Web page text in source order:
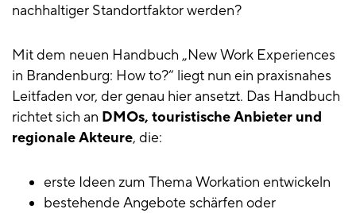
nachhaltiger Standortfaktor werden?
Mit dem neuen Handbuch „New Work Experiences
in Brandenburg: How to?“ liegt nun ein praxisnahes
Leitfaden vor, der genau hier ansetzt. Das Handbuch
richtet sich an DMOs, touristische Anbieter und
regionale Akteure, die:
erste Ideen zum Thema Workation entwickeln
bestehende Angebote schärfen oder